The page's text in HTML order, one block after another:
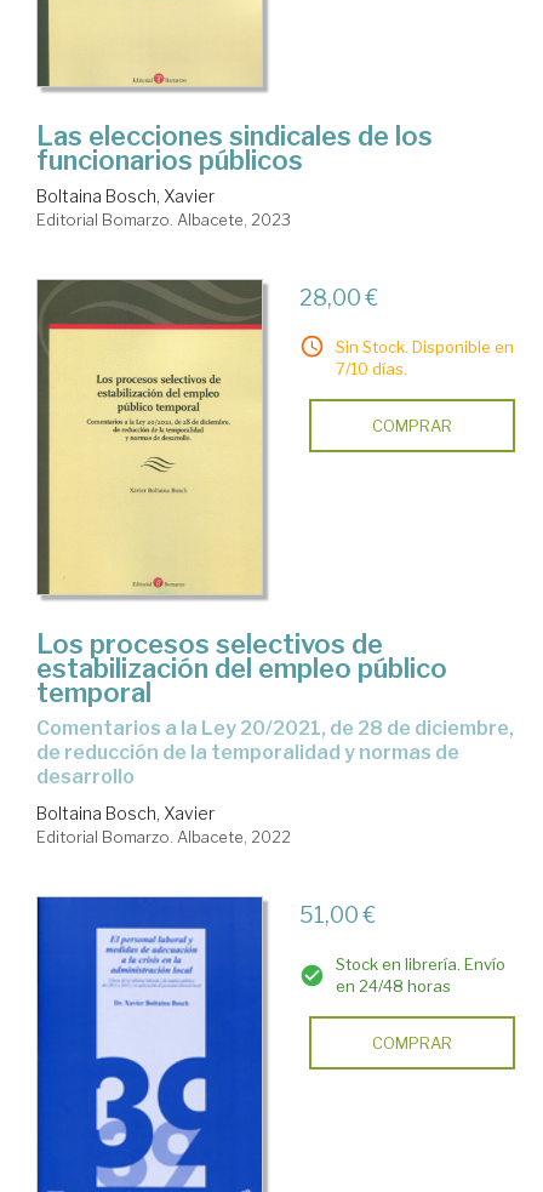
Las elecciones sindicales de los
funcionarios públicos
Boltaina Bosch, Xavier
Editorial Bomarzo. Albacete, 2023
28,00 €
Sin Stock. Disponible en
7/10 días.
COMPRAR
Los procesos selectivos de
estabilización del empleo público
temporal
Comentarios a la Ley 20/2021, de 28 de diciembre,
de reducción de la temporalidad y normas de
desarrollo
Boltaina Bosch, Xavier
Editorial Bomarzo. Albacete, 2022
51,00 €
Stock en librería. Envío
en 24/48 horas
COMPRAR